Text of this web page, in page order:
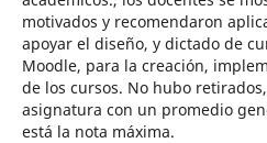
motivados y recomendaron
apoyar el diseño, y dictado de
Moodle, para la creación,
de los cursos. No hubo
asignatura con un promedio
está la nota máxima.